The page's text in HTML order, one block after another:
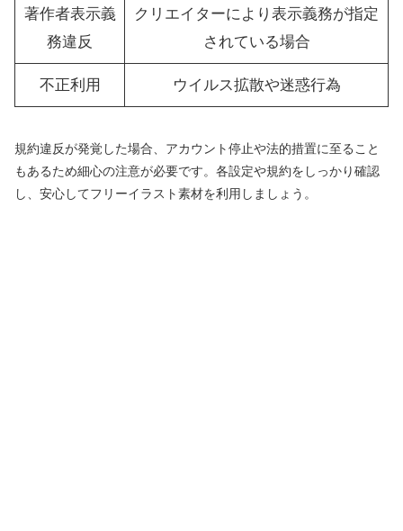
著作者表示義
務違反
クリエイターにより表示義務が指定
されている場合
不正利用 ウイルス拡散や迷惑行為
規約違反が発覚した場合、アカウント停止や法的措置に至ること
もあるため細心の注意が必要です。各設定や規約をしっかり確認
し、安心してフリーイラスト素材を利用しましょう。